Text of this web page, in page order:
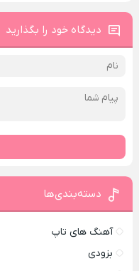
دیدگاه خود را بگذارید
دسته‌بندی‌ها
آهنگ های تاپ
بزودی